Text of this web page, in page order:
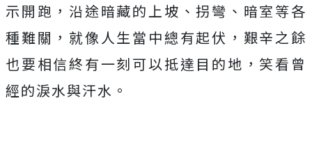
示開跑，沿途暗藏的上坡、拐彎、暗室等各
種難關，就像人生當中總有起伏，艱辛之餘
也要相信終有一刻可以抵達目的地，笑看曾
經的淚水與汗水。